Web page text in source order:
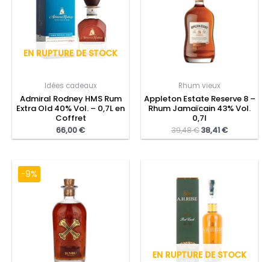
EN RUPTURE DE STOCK
Idées cadeaux
Admiral Rodney HMS Rum
Extra Old 40% Vol. – 0,7L en
Coffret
66,00€
Rhum vieux
Appleton Estate Reserve 8 –
Rhum Jamaïcain 43% Vol.
0,7l
39,48€38,41€
-9%
EN RUPTURE DE STOCK